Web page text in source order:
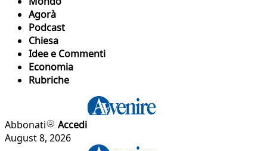
Agorà
Podcast
Chiesa
Idee e Commenti
Economia
Rubriche
Abbonati
Accedi
August 8, 2026